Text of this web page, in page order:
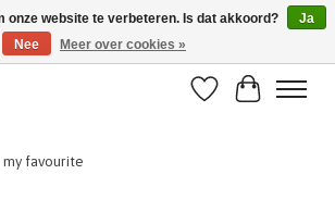
van 31/07 t;e.m. 17/8
Verlanglijst
favourite
onze website te verbeteren. Is dat akkoord?
Ja
Nee
Meer over cookies »